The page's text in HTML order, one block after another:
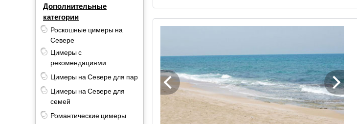
Дополнительные
категории
Роскошные цимеры на
Севере
Цимеры с
рекомендациями
Цимеры на Севере для пар
Цимеры на Севере для
семей
Романтические цимеры